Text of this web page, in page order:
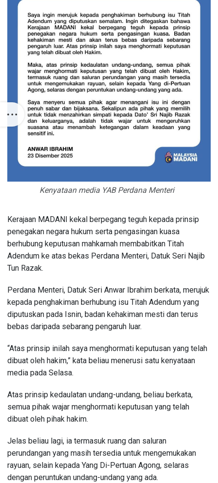
Kenyataan media YAB Perdana Menteri
Kerajaan MADANI kekal berpegang teguh kepada prinsip
penegakan negara hukum serta pengasingan kuasa
berhubung keputusan mahkamah membabitkan Titah
Adendum ke atas bekas Perdana Menteri, Datuk Seri Najib
Tun Razak.
Perdana Menteri, Datuk Seri Anwar Ibrahim berkata, merujuk
kepada penghakiman berhubung isu Titah Adendum yang
diputuskan pada Isnin, badan kehakiman mesti dan terus
bebas daripada sebarang pengaruh luar.
“Atas prinsip inilah saya menghormati keputusan yang telah
dibuat oleh hakim,” kata beliau menerusi satu kenyataan
media pada Selasa.
Atas prinsip kedaulatan undang-undang, beliau berkata,
semua pihak wajar menghormati keputusan yang telah
dibuat oleh pihak hakim.
Jelas beliau lagi, ia termasuk ruang dan saluran
perundangan yang masih tersedia untuk mengemukakan
rayuan, selain kepada Yang Di-Pertuan Agong, selaras
dengan peruntukan undang-undang yang ada.